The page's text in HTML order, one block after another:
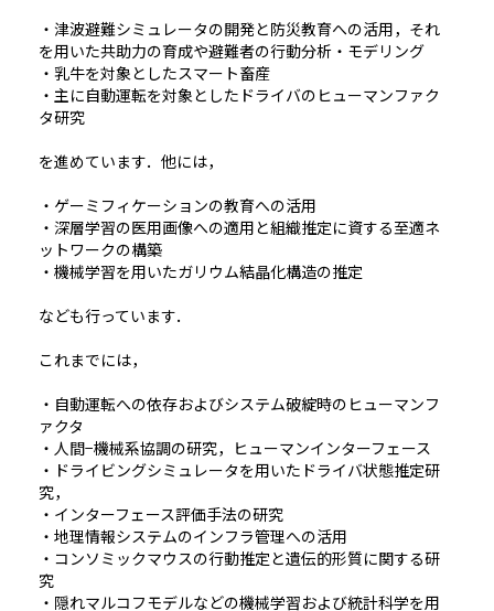
・津波避難シミュレータの開発と防災教育への活用，それ
を用いた共助力の育成や避難者の行動分析・モデリング
・乳牛を対象としたスマート畜産
・主に自動運転を対象としたドライバのヒューマンファク
タ研究
を進めています．他には，
・ゲーミフィケーションの教育への活用
・深層学習の医用画像への適用と組織推定に資する至適ネ
ットワークの構築
・機械学習を用いたガリウム結晶化構造の推定
なども行っています．
これまでには，
・自動運転への依存およびシステム破綻時のヒューマンフ
ァクタ
・人間−機械系協調の研究，ヒューマンインターフェース
・ドライビングシミュレータを用いたドライバ状態推定研
究，
・インターフェース評価手法の研究
・地理情報システムのインフラ管理への活用
・コンソミックマウスの行動推定と遺伝的形質に関する研
究
・隠れマルコフモデルなどの機械学習および統計科学を用